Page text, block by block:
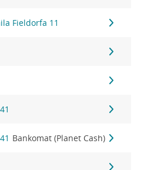
Fieldorfa 11
Bankomat (Planet Cash)